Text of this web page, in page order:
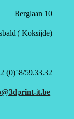
Berglaan 10
( Koksijde)
(0)58/59.33.32
it.be